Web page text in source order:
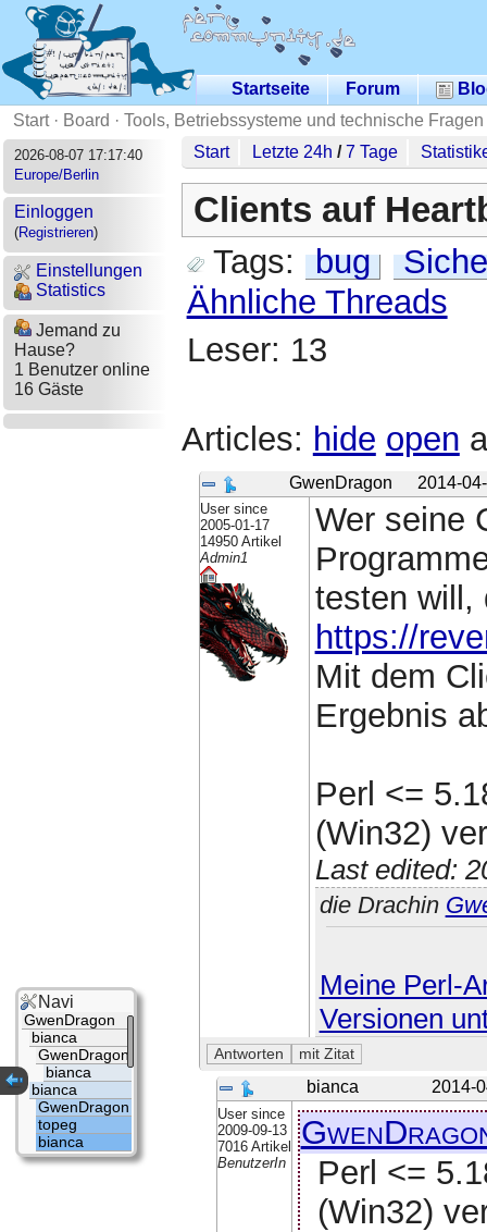
Startseite Forum
Start· Board · Tools, Betriebssysteme und technische Fragen
2026-08-07 17:17:40
Europe/Berlin
Einloggen
(Registrieren)
Einstellungen
Statistics
Jemand zu
Hause?
1 Benutzer online
16 Gäste
Start Letzte 24h /7 Tage
Clients auf
Tags: bug
Ähnliche Threads
Leser: 13
Articles: hide open
GwenDragon 2014-
User since
2005-01-17
14950 Artikel
Admin1
Wer seine
testen will,
https://
Mit dem
Ergebnis
Perl <=
(Win32)
Last edited:
die Drachin
Meine Perl-
Versionen
bianca 2014-
User since
2009-09-13
7016 Artikel
BenutzerIn
Perl <=
(Win32)
Navi
GwenDragon
bianca
GwenDragon
bianca
bianca
GwenDragon
topeg
bianca